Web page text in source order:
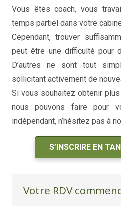
Vous êtes coach, vous
temps partiel dans votre
Cependant, trouver
peut être une difficulté pour
D’autres ne sont tout
sollicitant activement de
Si vous souhaitez obtenir plus
nous pouvons faire pour
indépendant, n’hésitez pas à
S’INSCRIRE EN
Votre RDV